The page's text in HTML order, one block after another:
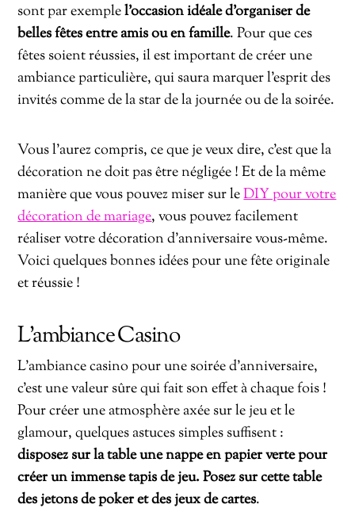
sont par exemplel’occasion idéale d’organiser de
belles fêtes entre amis ou en famille. Pour que ces
fêtes soient réussies, il est important de créer une
ambiance particulière, qui saura marquer l’esprit des
invités comme de la star de la journée ou de la soirée.
Vous l’aurez compris, ce que je veux dire, c’est que la
décoration ne doit pas être négligée ! Et de la même
manière que vous pouvez miser sur leDIY pour votre
décoration de mariage, vous pouvez facilement
réaliser votre décoration d’anniversaire vous-même.
Voici quelques bonnes idées pour une fête originale
et réussie !
L’ambiance Casino
L’ambiance casino pour une soirée d’anniversaire,
c’est une valeur sûre qui fait son effet à chaque fois !
Pour créer une atmosphère axée sur le jeu et le
glamour, quelques astuces simples suffisent :
disposez sur la table une nappe en papier verte pour
créer un immense tapis de jeu. Posez sur cette table
des jetons de poker et des jeux de cartes.